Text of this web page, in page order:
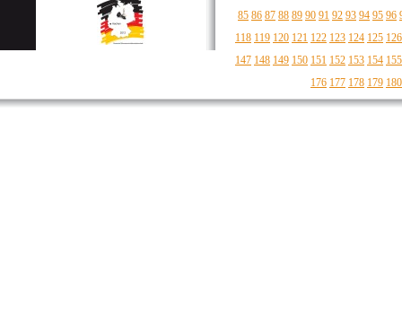
85 86 87 88 89 90 91 92 93 94 95 96
118 119 120 121 122 123 124 125 126
147 148 149 150 151 152 153 154 155
176 177 178 179 180